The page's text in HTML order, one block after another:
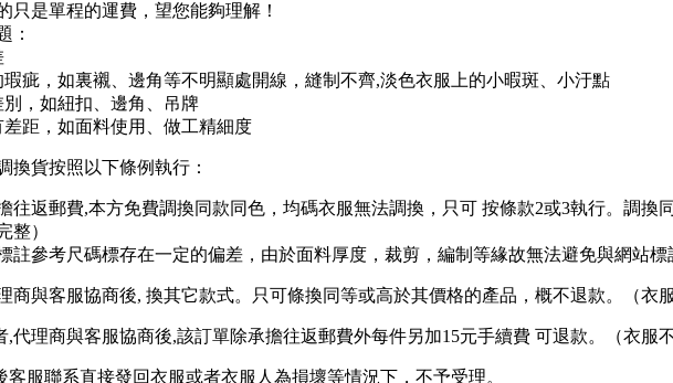
只是單程的運費，望您能夠理解！
：
瑕疵，如裏襯、邊角等不明顯處開線，縫制不齊,淡色衣服上的小暇斑、小汙點
別，如紐扣、邊角、吊牌
差距，如面料使用、做工精細度
換貨按照以下條例執行：
往返郵費,本方免費調換同款同色，均碼衣服無法調換，只可 按條款2或3執行。調換
整）
註參考尺碼標存在一定的偏差，由於面料厚度，裁剪，編制等緣故無法避免與網站標
商與客服協商後, 換其它款式。只可條換同等或高於其價格的產品，概不退款。（衣
,代理商與客服協商後,該訂單除承擔往返郵費外每件另加15元手續費 可退款。（衣服
客服聯系直接發回衣服或者衣服人為損壞等情況下，不予受理。